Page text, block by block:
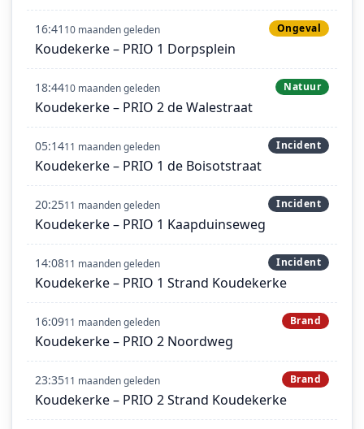
16:41 10 maanden geleden Ongeval
Koudekerke – PRIO 1 Dorpsplein
18:4410 maanden geleden Natuur
Koudekerke – PRIO 2 de Walestraat
05:1411 maanden geleden Incident
Koudekerke – PRIO 1 de Boisotstraat
20:2511 maanden geleden Incident
Koudekerke – PRIO 1 Kaapduinseweg
14:0811 maanden geleden Incident
Koudekerke – PRIO 1 Strand Koudekerke
16:0911 maanden geleden Brand
Koudekerke – PRIO 2 Noordweg
23:3511 maanden geleden Brand
Koudekerke – PRIO 2 Strand Koudekerke